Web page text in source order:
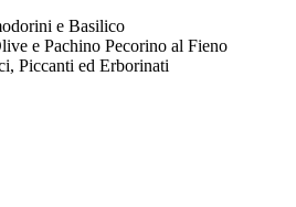
e Basilico
e Pachino Pecorino al Fieno
Piccanti ed Erborinati